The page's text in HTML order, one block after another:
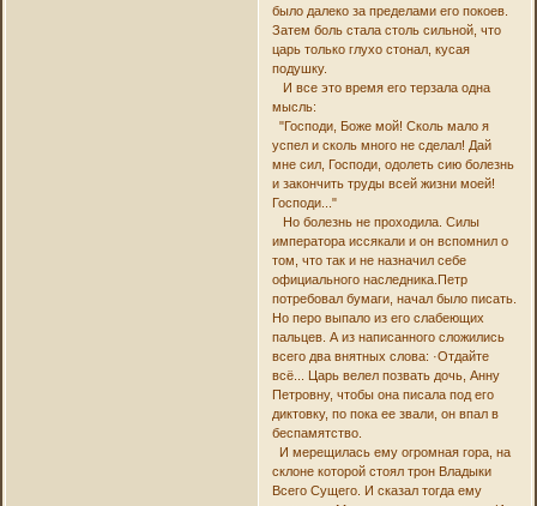
было далеко за пределами его покоев.
Затем боль стала столь сильной, что
царь только глухо стонал, кусая
подушку.
И все это время его терзала одна
мысль:
"Господи, Боже мой! Сколь мало я
успел и сколь много не сделал! Дай
мне сил, Господи, одолеть сию болезнь
и закончить труды всей жизни моей!
Господи..."
Но болезнь не проходила. Силы
императора иссякали и он вспомнил о
том, что так и не назначил себе
официального наследника.Петр
потребовал бумаги, начал было писать.
Но перо выпало из его слабеющих
пальцев. А из написанного сложились
всего два внятных слова: ·Отдайте
всё... Царь велел позвать дочь, Анну
Петровну, чтобы она писала под его
диктовку, по пока ее звали, он впал в
беспамятство.
И мерещилась ему огромная гора, на
склоне которой стоял трон Владыки
Всего Сущего. И сказал тогда ему